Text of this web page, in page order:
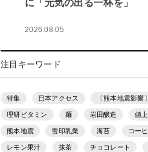
に「元気の出る一杯を」
2026.08.05
注目キーワード
特集 日本アクセス 〔熊本地震影響〕
理研ビタミン 麺 岩田醸造 値
熊本地震 雪印乳業 海苔 コー
レモン果汁 抹茶 チョコレート